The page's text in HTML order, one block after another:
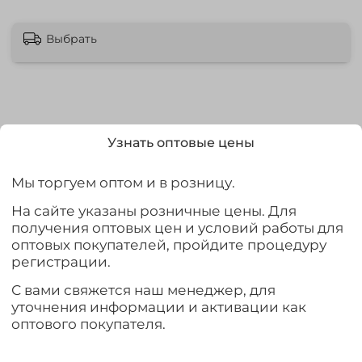
Выбрать
Описание
удилище которое подойдет как для начинающего
рыбака, так и для опытного. Лучше всего подойдет для
спиннингистов, осваивающих основы ловли при таких
способах как твичинг и микроджиг. Спиннинг оснащен
пропускными кольцами SIC, которые правильно
не оказывают негативного воздействия на полет
приманки. Соединение колен - Over Steek.
Узнать оптовые цены
Мы торгуем оптом и в розницу.
На сайте указаны розничные цены. Для
получения оптовых цен и условий работы для
оптовых покупателей, пройдите процедуру
регистрации.
С вами свяжется наш менеджер, для
уточнения информации и активации как
оптового покупателя.